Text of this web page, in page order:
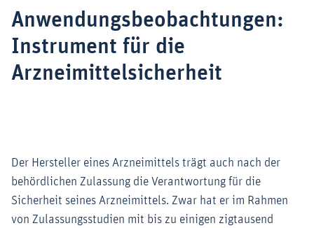
Gesundheit & Versorgung
Wirtschaft & Standort
Digitalisierung & KI
Verband & Mitglieder
Anwendungsbeobachtungen:
Instrument für die
Arzneimittelsicherheit
Der Hersteller eines Arzneimittels trägt auch nach der
behördlichen Zulassung die Verantwortung für die
Sicherheit seines Arzneimittels. Zwar hat er im Rahmen
von Zulassungsstudien mit bis zu einigen zigtausend